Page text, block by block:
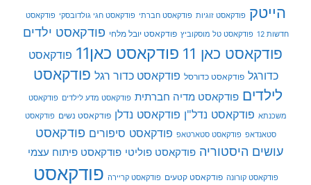
הייטק פודקאסט זוגיות פודקאסט חברתי פודקאסט חגי גולדובסקי פודקאסט
חדשות 12 פודקאסט טל מוסקוביץ פודקאסט יובל מלחי פודקאסט ילדים
פודקאסט כאן 11 פודקאסט כאן11
פודקאסט
כדורגל פודקאסט כדורסל פודקאסט כדור רגל פודקאסט
לילדים פודקאסט מדיה חברתית פודקאסט מדע לילדים פודקאסט
משכנתא פודקאסט נדל"ן פודקאסט נדלן פודקאסט נשים פודקאסט
סטאנדאפ פודקאסט סטארטאפ פודקאסט סיפורים פודקאסט
עושים היסטוריה פודקאסט פוליטי פודקאסט פיתוח עצמי
פודקאסט קורונה פודקאסט קטעים פודקאסט קריירה פודקאסט